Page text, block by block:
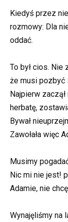
Kiedyś przez
rozmowy: Dla
oddać.
To był cios. Nie
że musi pozbyć
Najpierw
herbatę,
Bywał
Zawołała więc
Musimy
Nic mi nie jest!
Adamie, nie
Wynajęliśmy na